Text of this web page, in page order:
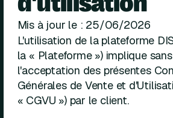
Mis à jour le : 25/06/2026
L'utilisation de la plateforme
la « Plateforme ») implique
l'acceptation des présentes
Générales de Vente et
« CGVU ») par le client.